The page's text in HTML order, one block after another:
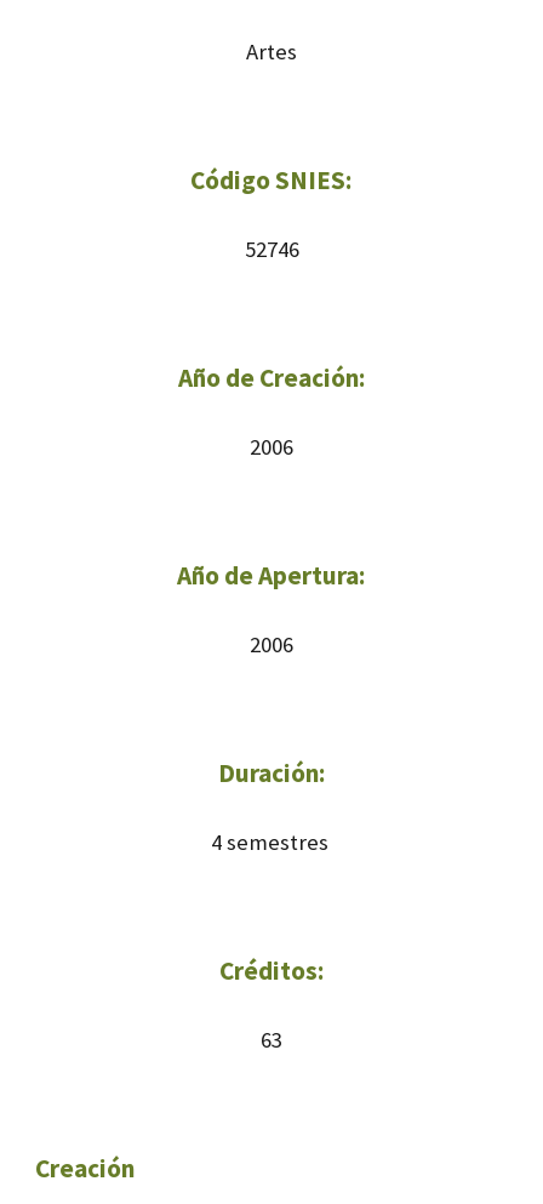
Artes
Código SNIES:
52746
Año de Creación:
2006
Año de Apertura:
2006
Duración:
4 semestres
Créditos:
63
Creación